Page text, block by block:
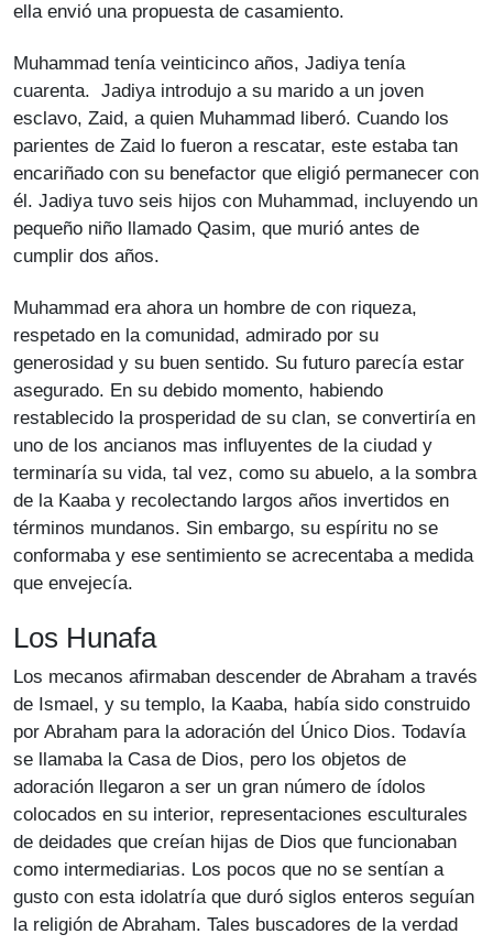
ella envió una propuesta de casamiento.
Muhammad tenía veinticinco años, Jadiya tenía
cuarenta. Jadiya introdujo a su marido a un joven
esclavo, Zaid, a quien Muhammad liberó. Cuando los
parientes de Zaid lo fueron a rescatar, este estaba tan
encariñado con su benefactor que eligió permanecer con
él. Jadiya tuvo seis hijos con Muhammad, incluyendo un
pequeño niño llamado Qasim, que murió antes de
cumplir dos años.
Muhammad era ahora un hombre de con riqueza,
respetado en la comunidad, admirado por su
generosidad y su buen sentido. Su futuro parecía estar
asegurado. En su debido momento, habiendo
restablecido la prosperidad de su clan, se convertiría en
uno de los ancianos mas influyentes de la ciudad y
terminaría su vida, tal vez, como su abuelo, a la sombra
de la Kaaba y recolectando largos años invertidos en
términos mundanos. Sin embargo, su espíritu no se
conformaba y ese sentimiento se acrecentaba a medida
que envejecía.
Los Hunafa
Los mecanos afirmaban descender de Abraham a través
de Ismael, y su templo, la Kaaba, había sido construido
por Abraham para la adoración del Único Dios. Todavía
se llamaba la Casa de Dios, pero los objetos de
adoración llegaron a ser un gran número de ídolos
colocados en su interior, representaciones esculturales
de deidades que creían hijas de Dios que funcionaban
como intermediarias. Los pocos que no se sentían a
gusto con esta idolatría que duró siglos enteros seguían
la religión de Abraham. Tales buscadores de la verdad